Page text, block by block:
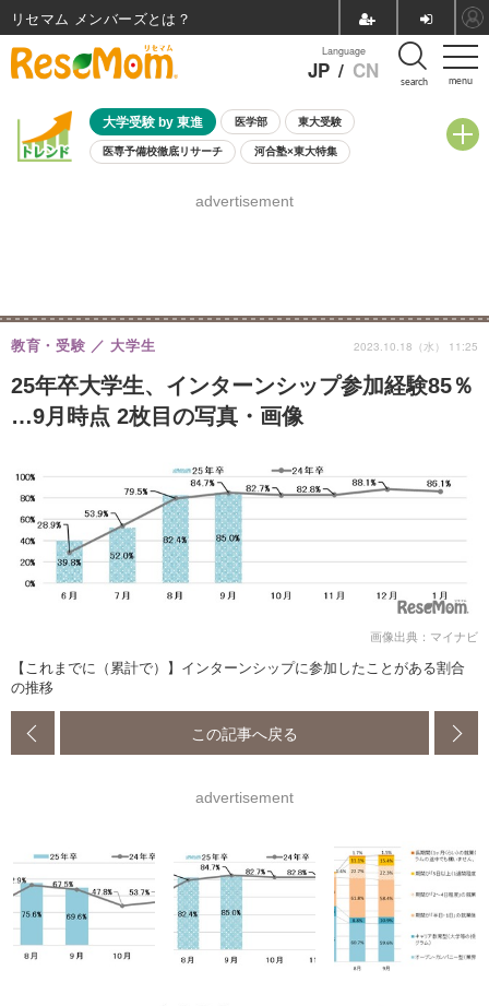
menu
Language
JP / CN search
大学受験 by 東進 医学部 東大受験
医専予備校徹底リサーチ 河合塾×東大特集
8月開催学校説明会・相談会
advertisement
25年卒大学生、インターンシップ参加経験85％
…9月時点 2枚目の写真・画像
教育・受験 大学生 2023.10.18（水） 11:25
画像出典：マイナビ
【これまでに（累計で）】インターンシップに参加したことがある割合
の推移
この記事へ戻る
advertisement
リセマム メンバーズ